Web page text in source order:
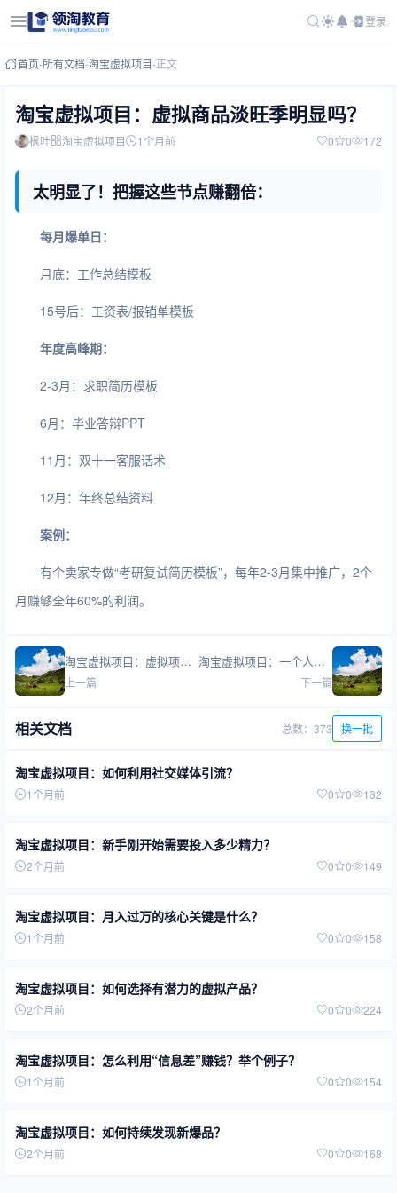
登录
首页-所有文档-淘宝虚拟项目-正文
淘宝虚拟项目：虚拟商品淡旺季明显吗？
枫叶 淘宝虚拟项目 1个月前 0 0 172
太明显了！把握这些节点赚翻倍：
每月爆单日：
月底：工作总结模板
15号后：工资表/报销单模板
年度高峰期：
2-3月：求职简历模板
6月：毕业答辩PPT
11月：双十一客服话术
12月：年终总结资料
案例：
有个卖家专做“考研复试简历模板”，每年2-3月集中推广，2个
月赚够全年60%的利润。
淘宝虚拟项目：虚拟项目能做多久？
上一篇
淘宝虚拟项目：一个人能管理多少虚拟店铺？
下一篇
相关文档 总数：373 换一批
淘宝虚拟项目：如何利用社交媒体引流？
1个月前 0 0 132
淘宝虚拟项目：新手刚开始需要投入多少精力？
2个月前 0 0 149
淘宝虚拟项目：月入过万的核心关键是什么？
1个月前 0 0 158
淘宝虚拟项目：如何选择有潜力的虚拟产品？
2个月前 0 0 224
淘宝虚拟项目：怎么利用“信息差”赚钱？举个例子？
1个月前 0 0 154
淘宝虚拟项目：如何持续发现新爆品？
2个月前 0 0 168